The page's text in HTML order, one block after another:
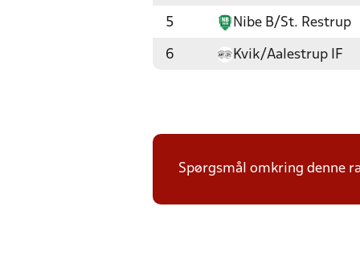
5 Nibe B/St. Restrup
6 Kvik/Aalestrup IF
Spørgsmål omkring denne